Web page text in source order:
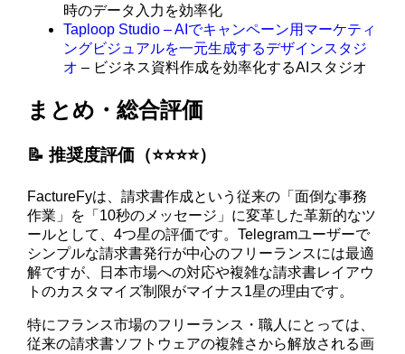
時のデータ入力を効率化
Taploop Studio – AIでキャンペーン用マーケティ
ングビジュアルを一元生成するデザインスタジ
オ – ビジネス資料作成を効率化するAIスタジオ
まとめ・総合評価
📝 推奨度評価（⭐️⭐️⭐️⭐️）
FactureFyは、請求書作成という従来の「面倒な事務
作業」を「10秒のメッセージ」に変革した革新的なツ
ールとして、4つ星の評価です。Telegramユーザーで
シンプルな請求書発行が中心のフリーランスには最適
解ですが、日本市場への対応や複雑な請求書レイアウ
トのカスタマイズ制限がマイナス1星の理由です。
特にフランス市場のフリーランス・職人にとっては、
従来の請求書ソフトウェアの複雑さから解放される画